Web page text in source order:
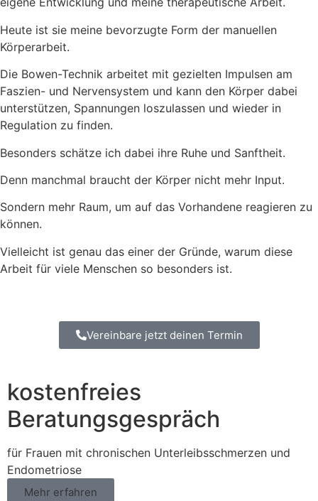
Heute ist sie meine bevorzugte Form der manuellen
Körperarbeit.
Die Bowen-Technik arbeitet mit gezielten Impulsen am
Faszien- und Nervensystem und kann den Körper dabei
unterstützen, Spannungen loszulassen und wieder in
Regulation zu finden.
Besonders schätze ich dabei ihre Ruhe und Sanftheit.
Denn manchmal braucht der Körper nicht mehr Input.
Sondern mehr Raum, um auf das Vorhandene reagieren zu
können.
Vielleicht ist genau das einer der Gründe, warum diese
Arbeit für viele Menschen so besonders ist.
Vereinbare jetzt deinen Termin
kostenfreies
Beratungsgespräch
für Frauen mit chronischen Unterleibsschmerzen und
Endometriose
Mehr erfahren